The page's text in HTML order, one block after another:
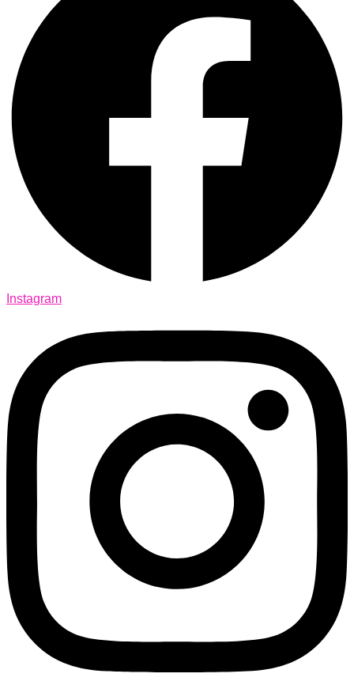
Instagram